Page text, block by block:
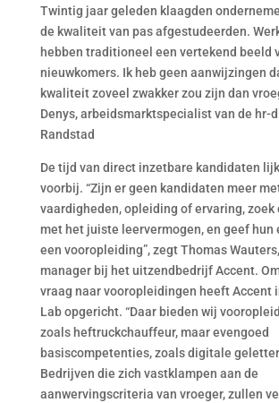
Twintig jaar geleden klaagden
de kwaliteit van pas afgestudeerden.
hebben traditioneel een vertekend beeld
nieuwkomers. Ik heb geen aanwijzingen
kwaliteit zoveel zwakker zou zijn dan
Denys, arbeidsmarktspecialist van de hr-
Randstad
De tijd van direct inzetbare kandidaten
voorbij. “Zijn er geen kandidaten meer
vaardigheden, opleiding of ervaring, zoek
met het juiste leervermogen, en geef hun
een vooropleiding”, zegt Thomas
manager bij het uitzendbedrijf Accent.
vraag naar vooropleidingen heeft Accent
Lab opgericht. “Daar bieden wij
zoals heftruckchauffeur, maar evengoed
basiscompetenties, zoals digitale
Bedrijven die zich vastklampen aan de
aanwervingscriteria van vroeger, zullen